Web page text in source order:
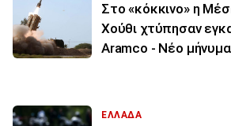
Στο «κόκκινο» η
Χούθι χτύπησαν
Aramco - Νέο
ΕΛΛΑΔΑ